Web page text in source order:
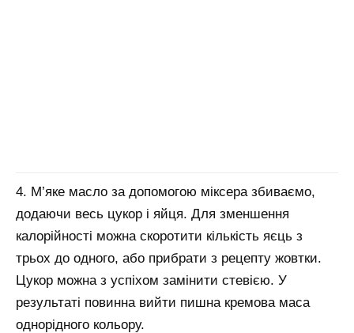
4. М’яке масло за допомогою міксера збиваємо,
додаючи весь цукор і яйця. Для зменшення
калорійності можна скоротити кількість яєць з
трьох до одного, або прибрати з рецепту жовтки.
Цукор можна з успіхом замінити стевією. У
результаті повинна вийти пишна кремова маса
однорідного кольору.